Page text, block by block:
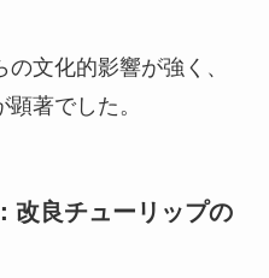
文化的影響が強く、
著でした。
改良チューリップの